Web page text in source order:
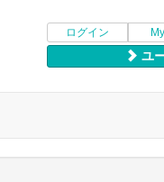
ログイン
ユ